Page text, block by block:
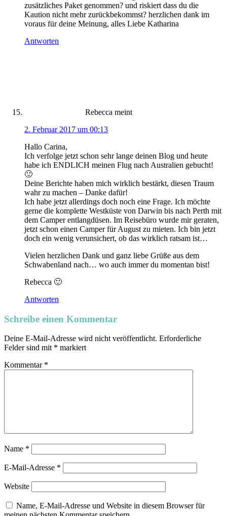
zusätzliches Paket genommen? und riskiert dass du die
Kaution nicht mehr zurückbekommst? herzlichen dank im
voraus für deine Meinung, alles Liebe Katharina
Antworten
Rebecca meint
2. Februar 2017 um 00:13
Hallo Carina,
Ich verfolge jetzt schon sehr lange deinen Blog und heute
habe ich ENDLICH meinen Flug nach Australien gebucht!
🙂
Deine Berichte haben mich wirklich bestärkt, diesen Traum
wahr zu machen – Danke dafür!
Ich habe jetzt allerdings doch noch eine Frage. Ich möchte
gerne die komplette Westküste von Darwin bis nach Perth mit
dem Camper entlangdüsen. Im Reisebüro wurde mir geraten,
jetzt schon einen Camper für August zu mieten. Ich bin jetzt
doch ein wenig verunsichert, ob das wirklich ratsam ist…
Vielen herzlichen Dank und ganz liebe Grüße aus dem
Schwabenland nach… wo auch immer du momentan bist!
Rebecca 🙂
Antworten
Schreibe einen Kommentar
Deine E-Mail-Adresse wird nicht veröffentlicht. Erforderliche
Felder sind mit * markiert
Kommentar *
Name *
E-Mail-Adresse *
Website
Name, E-Mail-Adresse und Website in diesem Browser für